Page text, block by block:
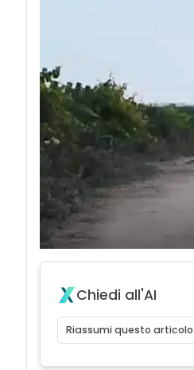
Chiedi all'AI
Riassumi questo articolo